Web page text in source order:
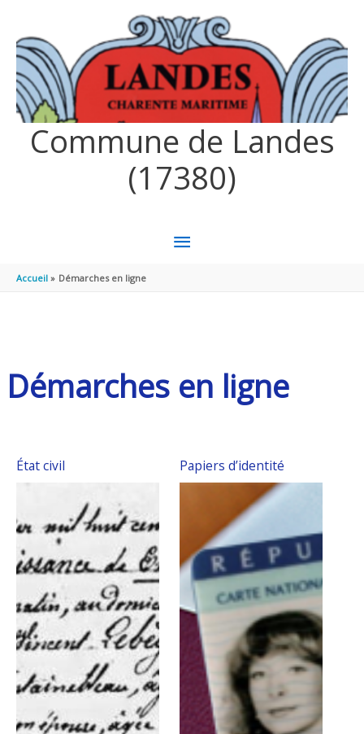
Commune de Landes
(17380)
MENU
Accueil Démarches en ligne
Démarches en ligne
État civil Papiers d’identité